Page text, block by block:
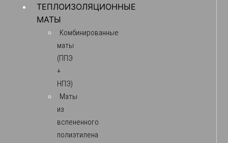
ТЕПЛОИЗОЛЯЦИОННЫЕ
МАТЫ
Комбинированные
маты
(ППЭ
+
НПЭ)
Маты
из
вспененного
полиэтилена